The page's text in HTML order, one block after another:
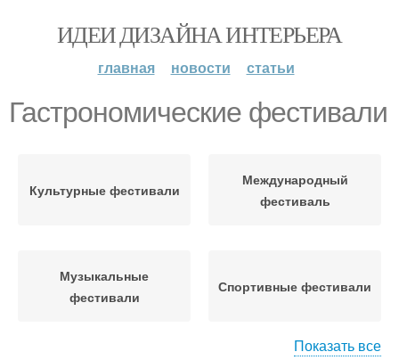
ИДЕИ ДИЗАЙНА ИНТЕРЬЕРА
главная новости статьи
Гастрономические фестивали
Культурные фестивали
Международный
фестиваль
Музыкальные
фестивали
Спортивные фестивали
Показать все